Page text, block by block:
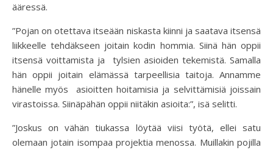
ääressä.
”Pojan on otettava itseään niskasta kiinni ja saatava itsensä
liikkeelle tehdäkseen joitain kodin hommia. Siinä hän oppii
itsensä voittamista ja tylsien asioiden tekemistä. Samalla
hän oppii joitain elämässä tarpeellisia taitoja. Annamme
hänelle myös asioitten hoitamisia ja selvittämisiä joissain
virastoissa. Siinäpähän oppii niitäkin asioita:”, isä selitti.
”Joskus on vähän tiukassa löytää viisi työtä, ellei satu
olemaan jotain isompaa projektia menossa. Muillakin pojilla